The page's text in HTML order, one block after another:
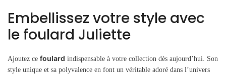
Embellissez votre style avec
le foulard Juliette
Ajoutez ce foulard indispensable à votre collection dès aujourd’hui. Son
style unique et sa polyvalence en font un véritable adoré dans l’univers